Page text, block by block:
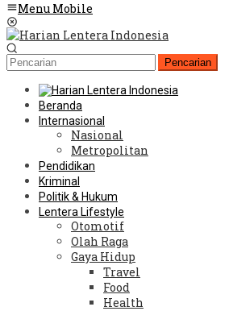
Menu Mobile
Pencarian
Beranda
Internasional
Nasional
Metropolitan
Pendidikan
Kriminal
Politik & Hukum
Lentera Lifestyle
Otomotif
Olah Raga
Gaya Hidup
Travel
Food
Health